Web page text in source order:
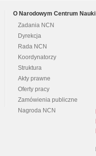
O Narodowym Centrum Nauki
Zadania NCN
Dyrekcja
Rada NCN
Koordynatorzy
Struktura
Akty prawne
Oferty pracy
Zamówienia publiczne
Nagroda NCN